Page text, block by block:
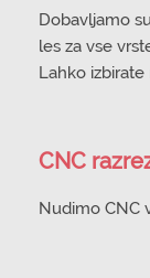
Dobavljamo
les za vse
Lahko
CNC
Nudimo CNC